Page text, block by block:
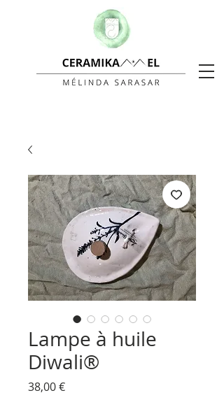
Lampe à huile
Diwali®
38,00 €Prix